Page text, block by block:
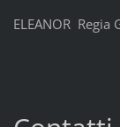
ELEANOR